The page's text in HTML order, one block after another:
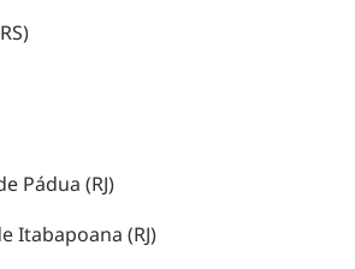
Pádua (RJ)
Itabapoana (RJ)